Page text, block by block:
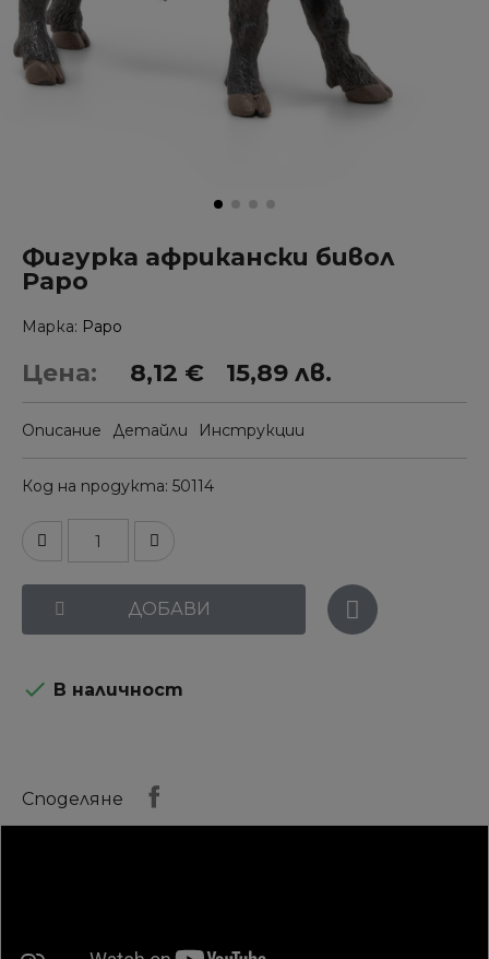
Фигурка африкански бивол
Papo
Марка Papo
Цена: 8,12 € 15,89 лв.
Описание Детайли Инструкции
Код на продукта 50114
ДОБАВИ
 В наличност
Споделяне